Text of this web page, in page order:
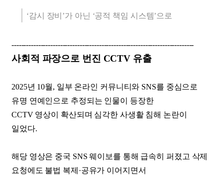
‘감시 장비’가 아닌 ‘공적 책임 시스템’으로
---------------------------------------------------------------------------
사회적 파장으로 번진 CCTV 유출
2025년 10월, 일부 온라인 커뮤니티와 SNS를 중심으로
유명 연예인으로 추정되는 인물이 등장한
CCTV 영상이 확산되며 심각한 사생활 침해 논란이
일었다.
해당 영상은 중국 SNS 웨이보를 통해 급속히 퍼졌고 삭제
요청에도 불법 복제·공유가 이어지면서